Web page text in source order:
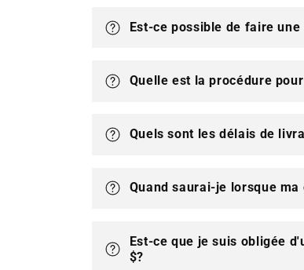
Est-ce possible de faire
Quelle est la procédure
Quels sont les délais de
Quand saurai-je lorsque
Est-ce que je suis obligée
$?